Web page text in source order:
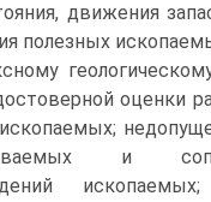
движения
полезных
оценки
и